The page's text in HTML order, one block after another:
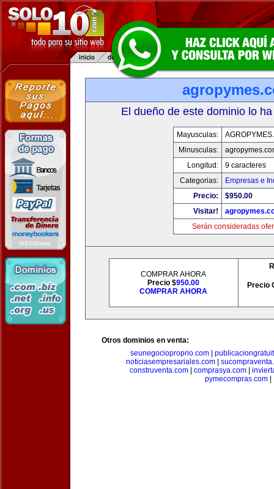
El dueño de este dominio lo
Mayusculas:
Minusculas:
Longitud:
9 caracteres
Categorias:
Empresas e
Precio:
$950.00
Visitar!
Serán consideradas
COMPRAR AHORA
Precio $950.00
COMPRAR AHORA
Precio
Otros dominios en venta:
seunegocioproprio.com
noticiasempresariales.com|
construventa.com| comprasya.com|
pymecompras.com|